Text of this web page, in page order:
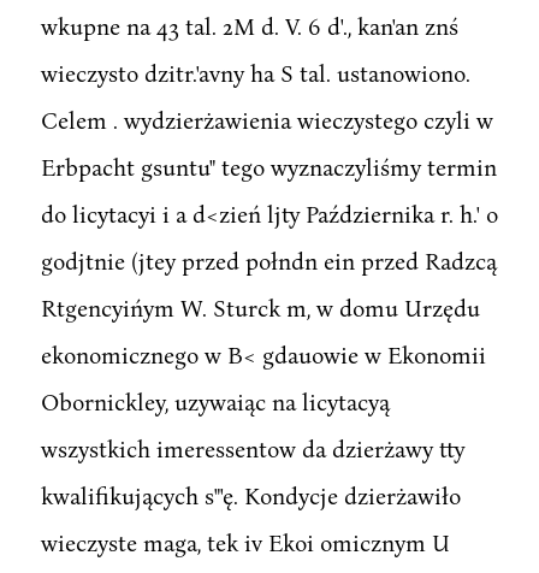
wkupne na 43 tal. 2M d. V. 6 d'., kan'an znś
wieczysto dzitr.'avny ha S tal. ustanowiono.
Celem . wydzierżawienia wieczystego czyli w
Erbpacht gsuntu" tego wyznaczyliśmy termin
do licytacyi i a d<zień ljty Października r. h.' o
godjtnie (jtey przed połndn ein przed Radzcą
Rtgencyińym W. Sturck m, w domu Urzędu
ekonomicznego w B< gdauowie w Ekonomii
Obornickley, uzywaiąc na licytacyą
wszystkich imeressentow da dzierżawy tty
kwalifikujących s"'ę. Kondycje dzierżawiło
wieczyste maga, tek iv Ekoi omicznym U